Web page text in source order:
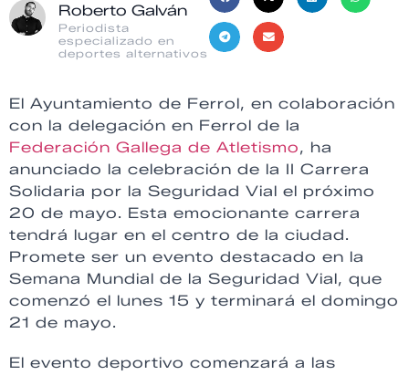
Roberto Galván
Periodista
especializado en
deportes alternativos
El Ayuntamiento de Ferrol, en colaboración
con la delegación en Ferrol de la
Federación Gallega de Atletismo, ha
anunciado la celebración de la II Carrera
Solidaria por la Seguridad Vial el próximo
20 de mayo. Esta emocionante carrera
tendrá lugar en el centro de la ciudad.
Promete ser un evento destacado en la
Semana Mundial de la Seguridad Vial, que
comenzó el lunes 15 y terminará el domingo
21 de mayo.
El evento deportivo comenzará a las